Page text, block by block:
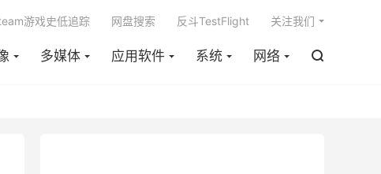
多媒体 应用软件 系统 网络 
游戏史低追踪 网盘搜索 反斗TestFlight 关注我们